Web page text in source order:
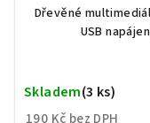
Dřevěné
USB
190 Kč bez DPH
Skladem(3 ks)